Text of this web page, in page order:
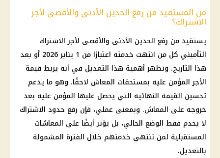
من المستفيد من رفع الحدين الأدنى والأقصى لأجر
الاشتراك؟
يستفيد من رفع الحدين الأدنى والأقصى لأجر الاشتراك
التأميني كل من انتهت خدمته اعتبارًا من 1 يناير 2026 أو بعد
هذا التاريخ. وتظهر أهمية هذا التعديل في أنه يربط قيمة
الأجر المؤمن عليه بمستحقات المعاش لاحقًا، وهو ما يدعم
تحسين القيمة النهائية التي يحصل عليها المؤمن عليه بعد
خروجه على المعاش. وبمعنى عملي، فإن رفع حدود الاشتراك
لا يخدم فقط الوضع الحالي، بل يؤثر أيضًا على المعاشات
المستقبلية لمن تنتهي خدمتهم خلال الفترة المشمولة
بالتعديل.